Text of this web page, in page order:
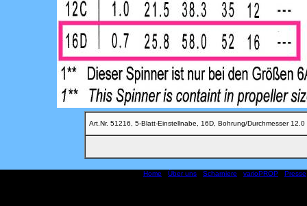
Art.Nr. 51216, 5-Blatt-Einstellnabe, 16D, Bohrung/Durchmesser 12.0
Home Über uns Scharniere varioPROP Presse